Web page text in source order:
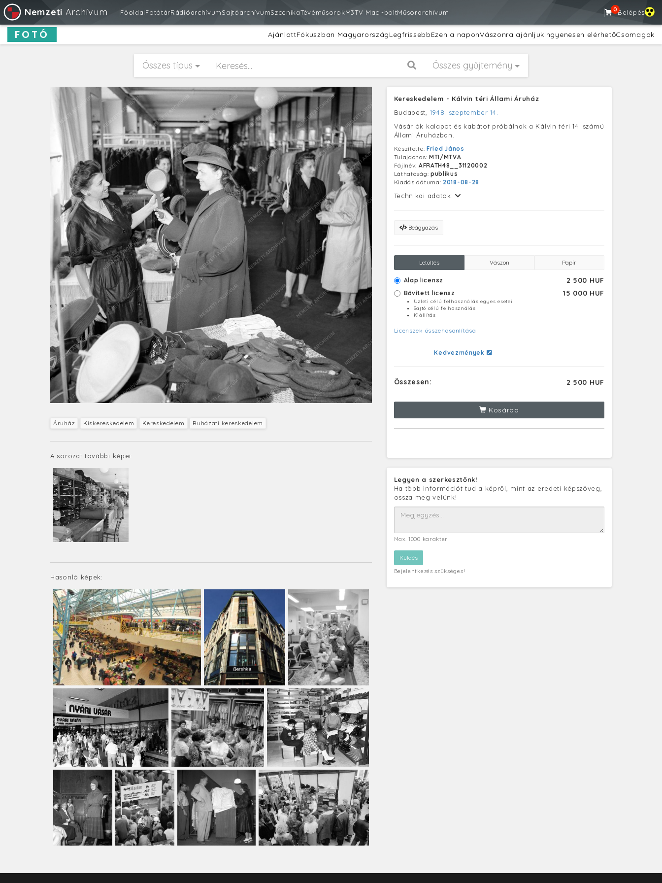
Nemzeti Archívum FőoldalFotótárRádióarchívumSajtóarchívumSzcenikaTévéműsorokM3TV Maci-boltMűsorarchívum 0Belépés
FOTÓ AjánlottFókuszban MagyarországLegfrissebbEzen a naponVászonra ajánljukIngyenesen elérhetőCsomagok
Összes típus Összes gyűjtemény
Áruház Kiskereskedelem Kereskedelem Ruházati kereskedelem
A sorozat további képei:
Hasonló képek:
Kereskedelem - Kálvin téri Állami Áruház
Budapest, 1948. szeptember 14.
Vásárlók kalapot és kabátot próbálnak a Kálvin téri 14. számú
Állami Áruházban.
Készítette: Fried János
Tulajdonos: MTI/MTVA
Fájlnév: AFRATH48__31120002
Láthatóság: publikus
Kiadás dátuma: 2018-08-28
Technikai adatok:
Beágyazás
Letöltés Vászon Papír
Alap licensz 2 500 HUF
Bővített licensz 15 000 HUF
Üzleti célú felhasználás egyes esetei
Sajtó célú felhasználás
Kiállítás
Licenszek összehasonlítása
Kedvezmények
Összesen: 2 500 HUF
Kosárba
Legyen a szerkesztőnk!
Ha több információt tud a képről, mint az eredeti képszöveg,
ossza meg velünk!
Max. 1000 karakter
Bejelentkezés szükséges!